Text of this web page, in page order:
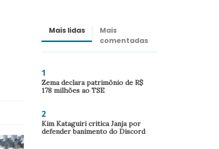
Mais lidas
Mais
comentadas
1
Zema declara patrimônio de R$
178 milhões ao TSE
2
Kim Kataguiri critica Janja por
defender banimento do Discord